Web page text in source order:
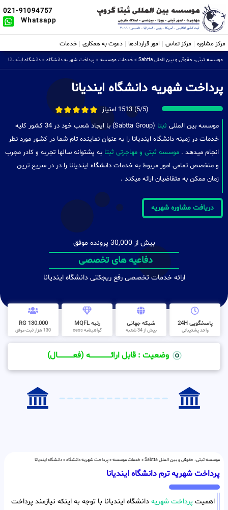
021-91094757
Whatsapp
مرکز مشاوره مرکز تماس امور قراردادها دعوت به همکاری خدمات
موسسه ثبتی، حقوقی و بین الملل Sabtta » خدمات موسسه » پرداخت شهریه دانشگاه » دانشگاه ایندیانا
پرداخت شهریه دانشگاه ایندیانا
(5/5) 1513 امتیاز
موسسه بین المللی ثبتا
(Sabtta Group) با ایجاد شعب خود در 34 کشور کلیه
خدمات در زمینه دانشگاه ایندیانا را به عنوان نماینده تام شما در کشور مورد نظر
انجام میدهد . موسسه ثبتی و مهاجرتی ثبتا به پشتوانه سالها تجربه و کادر مجرب
و متخصص تمامی امور مربوط به خدمات دانشگاه ایندیانا را در در سریع ترین
زمان ممکن به متقاضیان ارائه میکند .
دریافت مشاوره شهریه
بیش از 30,000 پرونده موفق
دفاعیه های تخصصی
ارائه خدمات تخصصی رفع ریجکتی دانشگاه ایندیانا
پاسخگویی 24H
واحد پشتیبانی
شبکه جهانی
بیش از 34 شعبه
رتبه MQFL
گواهینامه cess
130.000 RG
130 هزار ثبت موفق
وضعیت : قابل ارائــــــــــــــــــــه (فعـــــــــــــــال)
موسسه ثبتی، حقوقی و بین الملل Sabtta » خدمات موسسه»پرداخت شهریه دانشگاه»دانشگاه ایندیانا
پرداخت شهریه ترم دانشگاه ایندیانا
اهمیت پرداخت شهریه دانشگاه ایندیانا با توجه به اینکه نیازمند پرداخت